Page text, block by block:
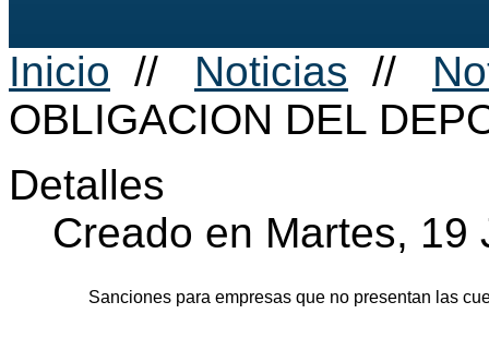
Inicio // Noticias //
OBLIGACION DEL
Detalles
Creado en Martes, 19
Sanciones para empresas que no presentan las